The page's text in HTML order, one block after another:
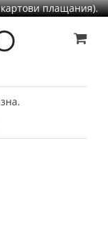
картови плащания).